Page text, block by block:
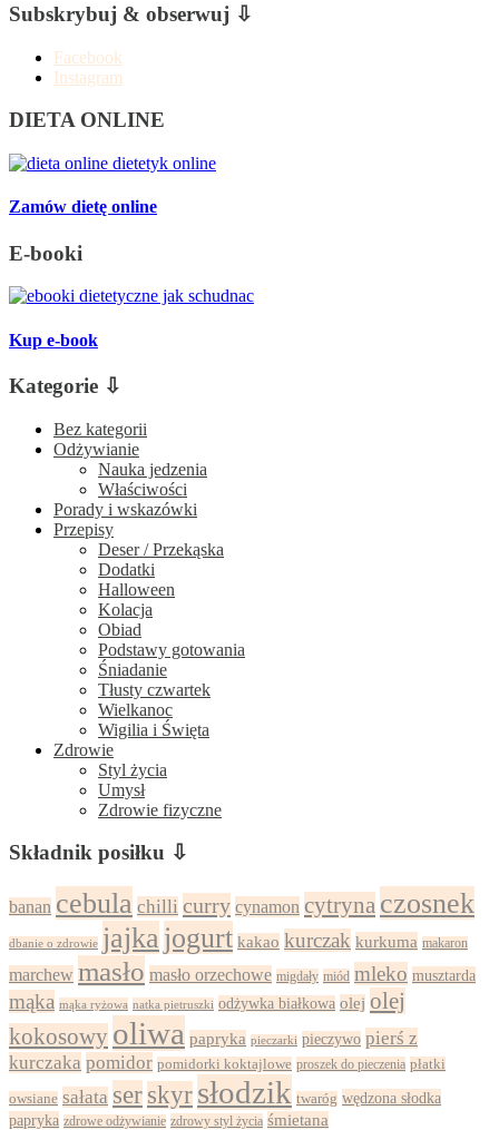
Subskrybuj & obserwuj ⇩
Facebook
Instagram
DIETA ONLINE
Zamów dietę online
E-booki
Kup e-book
Kategorie ⇩
Bez kategorii
Odżywianie
Nauka jedzenia
Właściwości
Porady i wskazówki
Przepisy
Deser / Przekąska
Dodatki
Halloween
Kolacja
Obiad
Podstawy gotowania
Śniadanie
Tłusty czwartek
Wielkanoc
Wigilia i Święta
Zdrowie
Styl życia
Umysł
Zdrowie fizyczne
Składnik posiłku ⇩
banan cebula chilli curry cynamon cytryna czosnek
dbanie o zdrowie jajka jogurt kakao kurczak kurkuma makaron
marchew masło masło orzechowe migdały miód mleko musztarda
mąka mąka ryżowa natka pietruszki odżywka białkowa olej olej
kokosowy oliwa papryka pieczarki pieczywo pierś z
kurczaka pomidor pomidorki koktajlowe proszek do pieczenia płatki
owsiane sałata ser skyr słodzik twaróg wędzona słodka
papryka zdrowe odżywianie zdrowy styl życia śmietana